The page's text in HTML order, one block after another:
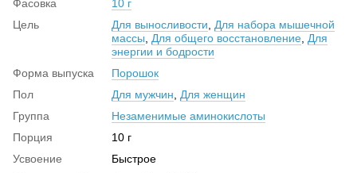
Фасовка
10 г
Цель
Для выносливости
Для набора мышечной
массы
Для общего восстановление Для
энергии и бодрости
Форма выпуска
Порошок
Пол
Для мужчин
Для женщин
Группа
Незаменимые аминокислоты
Порция
10 г
Усвоение
Быстрое